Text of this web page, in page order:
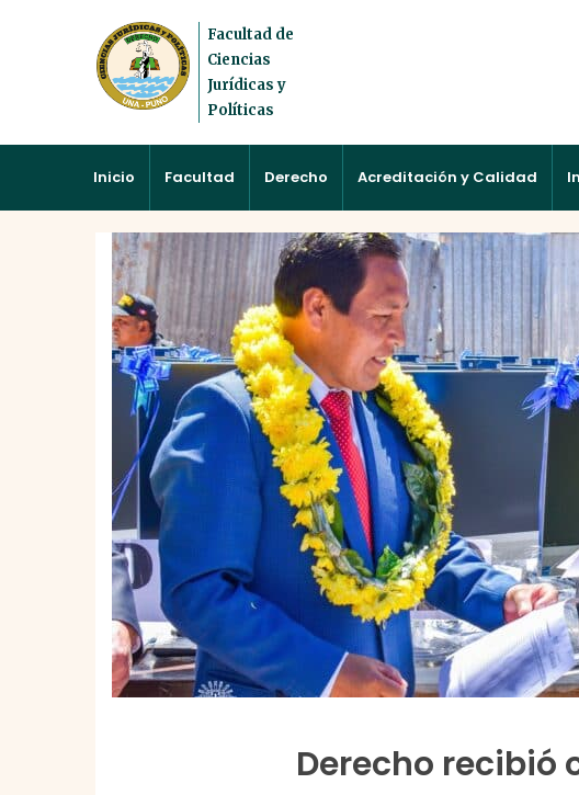
Facultad de
Ciencias
Jurídicas y
Políticas
Inicio Facultad Derecho Acreditación y Calidad
Derecho recibió